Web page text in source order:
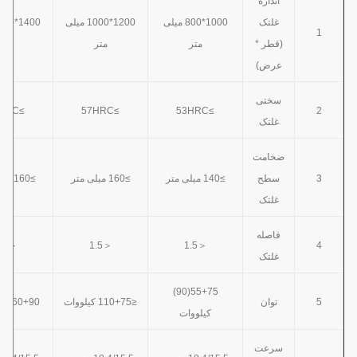
1
غلتک
(قطر *
عرض)
1000*800 میلی
متر
1200*1000 میلی
متر
2
سختی
غلتک
≥53HRC
≥57HRC
≥57HRC
3
ضخامت
سطح
غلتک
≥140 میلی متر ≥160 میلی متر ≥160 میلی متر
4
فاصله
غلتک
＜1.5
＜1.5
＜1.5
5 توان
55+75(90)
کیلووات
≤110+75 کیلووات 160+90 کیلووات
سرعت